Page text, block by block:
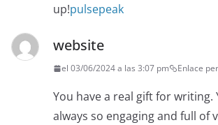
up!pulsepeak
website
el 03/06/2024 a las 3:07 pm Enlace
You have a real gift for writing.
always so engaging and full of